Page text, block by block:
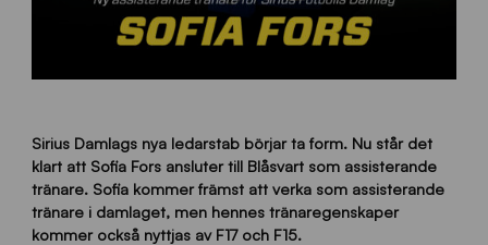
Sirius Damlags nya ledarstab börjar ta form. Nu står det
klart att Sofia Fors ansluter till Blåsvart som assisterande
tränare. Sofia kommer främst att verka som assisterande
tränare i damlaget, men hennes tränaregenskaper
kommer också nyttjas av F17 och F15.